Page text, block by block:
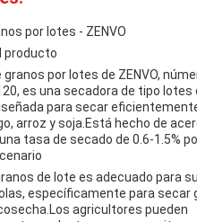
por lotes - ZENVO
producto
granos por lotes de ZENVO,
es una secadora de tipo lotes
para secar
arroz y soja.Está hecho de
tasa de secado de 0.6-1.5%
de lote es adecuado para
específicamente para secar
agricultores pueden